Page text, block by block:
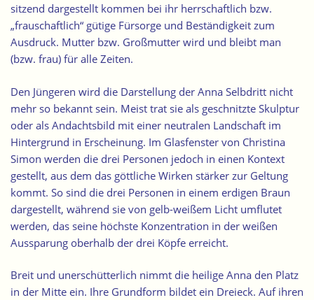
sitzend dargestellt kommen bei ihr herrschaftlich bzw.
„frauschaftlich“ gütige Fürsorge und Beständigkeit zum
Ausdruck. Mutter bzw. Großmutter wird und bleibt man
(bzw. frau) für alle Zeiten.
Den Jüngeren wird die Darstellung der Anna Selbdritt nicht
mehr so bekannt sein. Meist trat sie als geschnitzte Skulptur
oder als Andachtsbild mit einer neutralen Landschaft im
Hintergrund in Erscheinung. Im Glasfenster von Christina
Simon werden die drei Personen jedoch in einen Kontext
gestellt, aus dem das göttliche Wirken stärker zur Geltung
kommt. So sind die drei Personen in einem erdigen Braun
dargestellt, während sie von gelb-weißem Licht umflutet
werden, das seine höchste Konzentration in der weißen
Aussparung oberhalb der drei Köpfe erreicht.
Breit und unerschütterlich nimmt die heilige Anna den Platz
in der Mitte ein. Ihre Grundform bildet ein Dreieck. Auf ihren